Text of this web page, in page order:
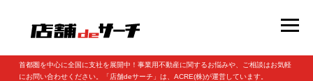
首都圏を中心に全国に支社を展開中！事業用不動産に関するお悩みや、ご相談はお気軽
にお問い合わせください。「店舗deサーチ」は、ACRE(株)が運営しています。